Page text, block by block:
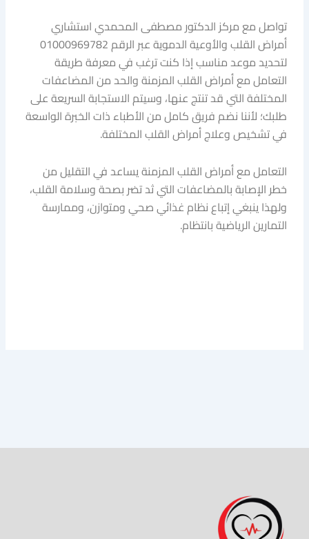
تواصل مع مركز الدكتور مصطفى المحمدي استشاري
أمراض القلب والأوعية الدموية عبر الرقم 01000969782
لتحديد موعد مناسب إذا كنت ترغب في معرفة طريقة
التعامل مع أمراض القلب المزمنة والحد من المضاعفات
المختلفة التي قد تنتج عنها، وسيتم الاستجابة السريعة على
طلبك؛ لأننا نضم فريق كامل من الأطباء ذات الخبرة الواسعة
في تشخيص وعلاج أمراض القلب المختلفة.
التعامل مع أمراض القلب المزمنة يساعد في التقليل من
خطر الإصابة بالمضاعفات التي ثد تضر بصحة وسلامة القلب،
ولهذا ينبغي إتباع نظام غذائي صحي ومتوازن، وممارسة
التمارين الرياضية بانتظام.